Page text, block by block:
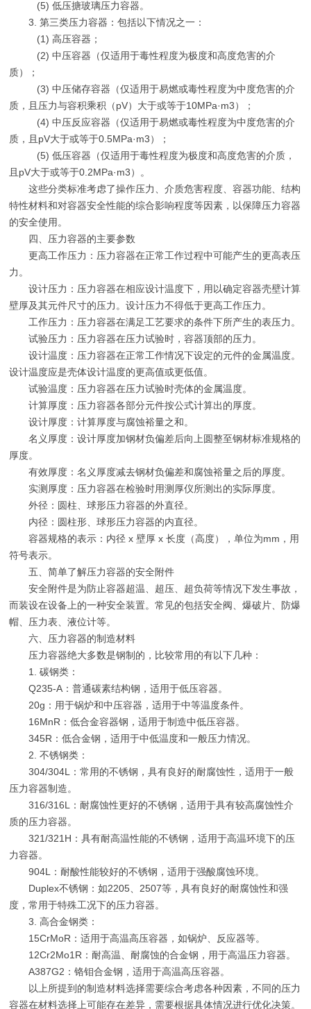
(5) 低压搪玻璃压力容器。
3. 第三类压力容器：包括以下情况之一：
(1) 高压容器；
(2) 中压容器（仅适用于毒性程度为极度和高度危害的介
质）；
(3) 中压储存容器（仅适用于易燃或毒性程度为中度危害的介
质，且压力与容积乘积（pV）大于或等于10MPa·m3）；
(4) 中压反应容器（仅适用于易燃或毒性程度为中度危害的介
质，且pV大于或等于0.5MPa·m3）；
(5) 低压容器（仅适用于毒性程度为极度和高度危害的介质，
且pV大于或等于0.2MPa·m3）。
这些分类标准考虑了操作压力、介质危害程度、容器功能、结构
特性材料和对容器安全性能的综合影响程度等因素，以保障压力容器
的安全使用。
四、压力容器的主要参数
更高工作压力：压力容器在正常工作过程中可能产生的更高表压
力。
设计压力：压力容器在相应设计温度下，用以确定容器壳壁计算
壁厚及其元件尺寸的压力。设计压力不得低于更高工作压力。
工作压力：压力容器在满足工艺要求的条件下所产生的表压力。
试验压力：压力容器在压力试验时，容器顶部的压力。
设计温度：压力容器在正常工作情况下设定的元件的金属温度。
设计温度应是壳体设计温度的更高值或更低值。
试验温度：压力容器在压力试验时壳体的金属温度。
计算厚度：压力容器各部分元件按公式计算出的厚度。
设计厚度：计算厚度与腐蚀裕量之和。
名义厚度：设计厚度加钢材负偏差后向上圆整至钢材标准规格的
厚度。
有效厚度：名义厚度减去钢材负偏差和腐蚀裕量之后的厚度。
实测厚度：压力容器在检验时用测厚仪所测出的实际厚度。
外径：圆柱、球形压力容器的外直径。
内径：圆柱形、球形压力容器的内直径。
容器规格的表示：内径 x 壁厚 x 长度（高度），单位为mm，用
符号表示。
五、简单了解压力容器的安全附件
安全附件是为防止容器超温、超压、超负荷等情况下发生事故，
而装设在设备上的一种安全装置。常见的包括安全阀、爆破片、防爆
帽、压力表、液位计等。
六、压力容器的制造材料
压力容器绝大多数是钢制的，比较常用的有以下几种：
1. 碳钢类：
Q235-A：普通碳素结构钢，适用于低压容器。
20g：用于锅炉和中压容器，适用于中等温度条件。
16MnR：低合金容器钢，适用于制造中低压容器。
345R：低合金钢，适用于中低温度和一般压力情况。
2. 不锈钢类：
304/304L：常用的不锈钢，具有良好的耐腐蚀性，适用于一般
压力容器制造。
316/316L：耐腐蚀性更好的不锈钢，适用于具有较高腐蚀性介
质的压力容器。
321/321H：具有耐高温性能的不锈钢，适用于高温环境下的压
力容器。
904L：耐酸性能较好的不锈钢，适用于强酸腐蚀环境。
Duplex不锈钢：如2205、2507等，具有良好的耐腐蚀性和强
度，常用于特殊工况下的压力容器。
3. 高合金钢类：
15CrMoR：适用于高温高压容器，如锅炉、反应器等。
12Cr2Mo1R：耐高温、耐腐蚀的合金钢，用于高温压力容器。
A387G2：铬钼合金钢，适用于高温高压容器。
以上所提到的制造材料选择需要综合考虑各种因素，不同的压力
容器在材料选择上可能存在差异，需要根据具体情况进行优化决策。